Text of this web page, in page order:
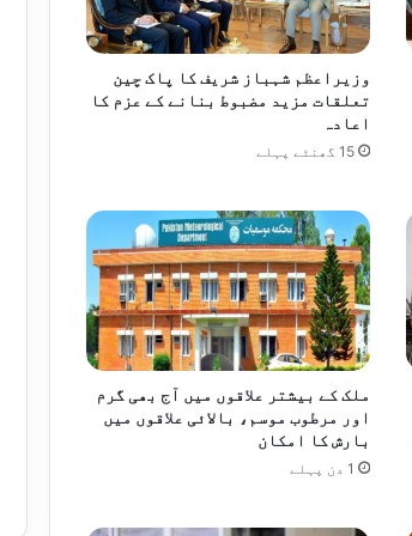
وزیراعظم شہباز شریف کا پاک چین
تعلقات مزید مضبوط بنانے کے عزم کا
اعادہ
15 گھنٹے پہلے
ملک کے بیشتر علاقوں میں آج بھی گرم
اور مرطوب موسم، بالائی علاقوں میں
بارش کا امکان
1 دن پہلے